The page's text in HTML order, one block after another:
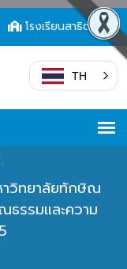
โรงเรียนสาธิต
TH
วิทยาลัยทักษิณ
ธรรมและความ